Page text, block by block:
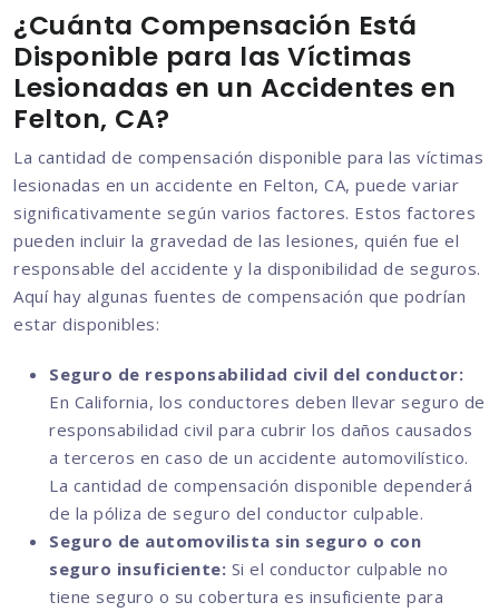
¿Cuánta Compensación Está
Disponible para las Víctimas
Lesionadas en un Accidentes en
Felton, CA?
La cantidad de compensación disponible para las víctimas
lesionadas en un accidente en Felton, CA, puede variar
significativamente según varios factores. Estos factores
pueden incluir la gravedad de las lesiones, quién fue el
responsable del accidente y la disponibilidad de seguros.
Aquí hay algunas fuentes de compensación que podrían
estar disponibles:
Seguro de responsabilidad civil del conductor:
En California, los conductores deben llevar seguro de
responsabilidad civil para cubrir los daños causados
a terceros en caso de un accidente automovilístico.
La cantidad de compensación disponible dependerá
de la póliza de seguro del conductor culpable.
Seguro de automovilista sin seguro o con
seguro insuficiente: Si el conductor culpable no
tiene seguro o su cobertura es insuficiente para